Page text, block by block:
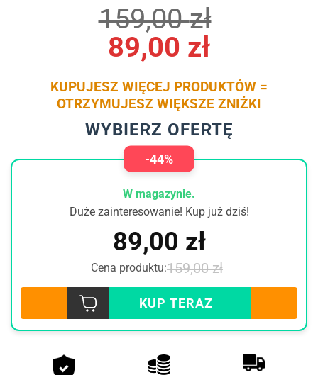
159,00zł
Pierwotna
wynosiła:
159,00 zł.
89,00 zł
Aktualna
wynosi:
89,00 zł.
KUPUJESZ WIĘCEJ PRODUKTÓW =
OTRZYMUJESZ WIĘKSZE ZNIŻKI
WYBIERZ OFERTĘ
-44%
W magazynie.
Duże zainteresowanie! Kup już dziś!
89,00 zł
Cena produktu:159,00zł
KUP TERAZ